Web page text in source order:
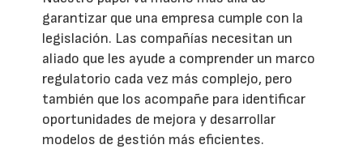
garantizar que una empresa cumple con la
legislación. Las compañías necesitan un
aliado que les ayude a comprender un marco
regulatorio cada vez más complejo, pero
también que los acompañe para identificar
oportunidades de mejora y desarrollar
modelos de gestión más eficientes.